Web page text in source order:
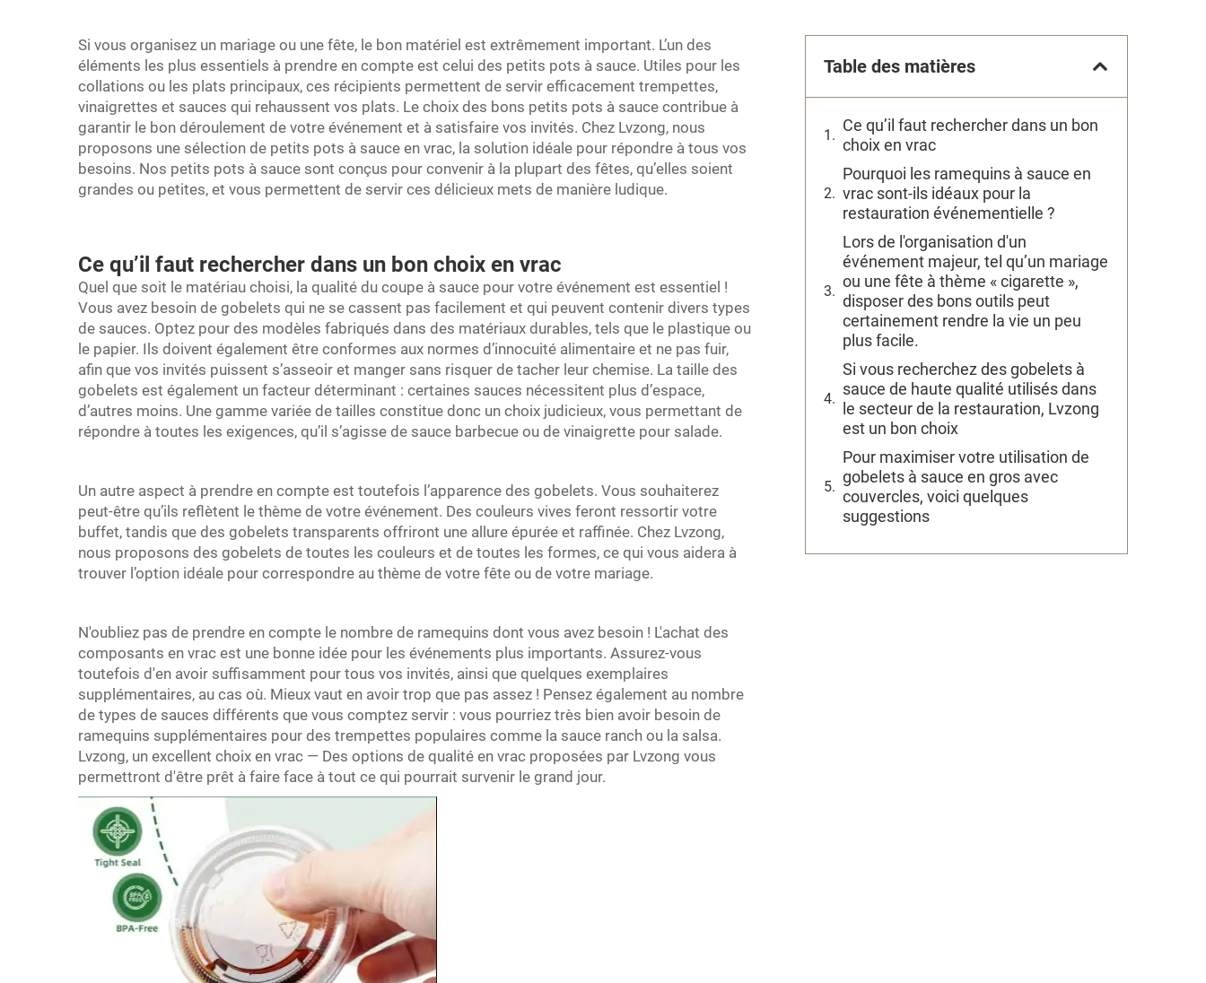
Si vous organisez un mariage ou une fête, le bon matériel est extrêmement important. L’un des
éléments les plus essentiels à prendre en compte est celui des petits pots à sauce. Utiles pour les
collations ou les plats principaux, ces récipients permettent de servir efficacement trempettes,
vinaigrettes et sauces qui rehaussent vos plats. Le choix des bons petits pots à sauce contribue à
garantir le bon déroulement de votre événement et à satisfaire vos invités. Chez Lvzong, nous
proposons une sélection de petits pots à sauce en vrac, la solution idéale pour répondre à tous vos
besoins. Nos petits pots à sauce sont conçus pour convenir à la plupart des fêtes, qu’elles soient
grandes ou petites, et vous permettent de servir ces délicieux mets de manière ludique.
Ce qu’il faut rechercher dans un bon choix en vrac
Quel que soit le matériau choisi, la qualité du coupe à sauce pour votre événement est essentiel !
Vous avez besoin de gobelets qui ne se cassent pas facilement et qui peuvent contenir divers types
de sauces. Optez pour des modèles fabriqués dans des matériaux durables, tels que le plastique ou
le papier. Ils doivent également être conformes aux normes d’innocuité alimentaire et ne pas fuir,
afin que vos invités puissent s’asseoir et manger sans risquer de tacher leur chemise. La taille des
gobelets est également un facteur déterminant : certaines sauces nécessitent plus d’espace,
d’autres moins. Une gamme variée de tailles constitue donc un choix judicieux, vous permettant de
répondre à toutes les exigences, qu’il s’agisse de sauce barbecue ou de vinaigrette pour salade.
Un autre aspect à prendre en compte est toutefois l’apparence des gobelets. Vous souhaiterez
peut-être qu’ils reflètent le thème de votre événement. Des couleurs vives feront ressortir votre
buffet, tandis que des gobelets transparents offriront une allure épurée et raffinée. Chez Lvzong,
nous proposons des gobelets de toutes les couleurs et de toutes les formes, ce qui vous aidera à
trouver l’option idéale pour correspondre au thème de votre fête ou de votre mariage.
N'oubliez pas de prendre en compte le nombre de ramequins dont vous avez besoin ! L'achat des
composants en vrac est une bonne idée pour les événements plus importants. Assurez-vous
toutefois d'en avoir suffisamment pour tous vos invités, ainsi que quelques exemplaires
supplémentaires, au cas où. Mieux vaut en avoir trop que pas assez ! Pensez également au nombre
de types de sauces différents que vous comptez servir : vous pourriez très bien avoir besoin de
ramequins supplémentaires pour des trempettes populaires comme la sauce ranch ou la salsa.
Lvzong, un excellent choix en vrac — Des options de qualité en vrac proposées par Lvzong vous
permettront d'être prêt à faire face à tout ce qui pourrait survenir le grand jour.
Table des matières
Ce qu’il faut rechercher dans un bon
choix en vrac
Pourquoi les ramequins à sauce en
vrac sont-ils idéaux pour la
restauration événementielle ?
Lors de l'organisation d'un
événement majeur, tel qu’un mariage
ou une fête à thème « cigarette »,
disposer des bons outils peut
certainement rendre la vie un peu
plus facile.
Si vous recherchez des gobelets à
sauce de haute qualité utilisés dans
le secteur de la restauration, Lvzong
est un bon choix
Pour maximiser votre utilisation de
gobelets à sauce en gros avec
couvercles, voici quelques
suggestions